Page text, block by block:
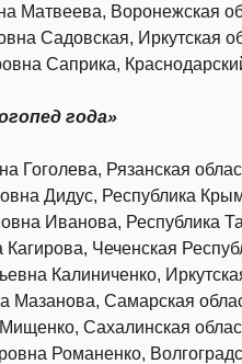
Матвеева, Воронежская
Садовская, Иркутская
Саприка,
года»
Гоголева, Рязанская
Дидус, Республика
Иванова, Республика
Чеченская
Калиниченко,
Мазанова, Самарская
Сахалинская
Романенко,